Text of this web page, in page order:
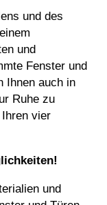
und des
und
Fenster und
Ihnen auch in
Ruhe zu
vier
und